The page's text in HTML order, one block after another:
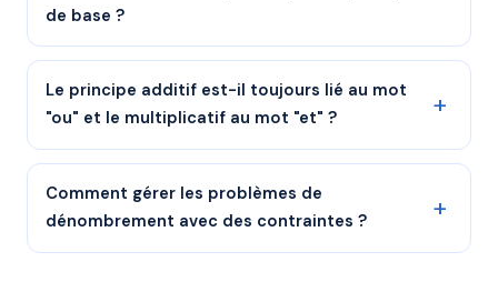
de base ?
Le principe additif est-il toujours lié au mot
"ou" et le multiplicatif au mot "et" ?
Comment gérer les problèmes de
dénombrement avec des contraintes ?